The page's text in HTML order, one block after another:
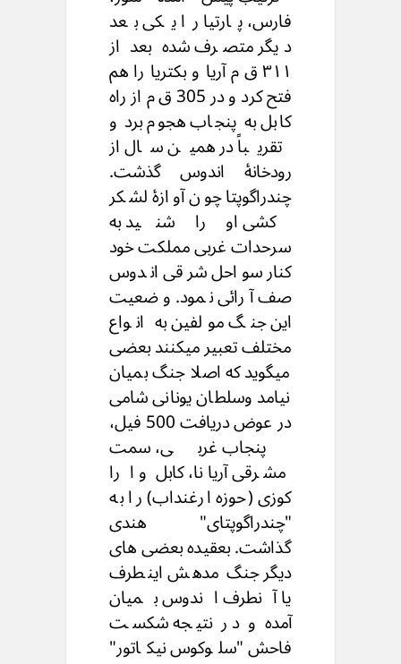
فارس، پارتیا را یکی بعد
دیگر متصرف شده بعد از
۳۱۱ ق م آریا و بکتریا را هم
فتح کرد و در 305 ق م از راه
کابل به پنجاب هجوم برد و
تقریباً در همین سال از
رودخانۀ اندوس گذشت.
چندراگوپتا چون آوازۀ لشکر
کشی او را شنید به
سرحدات غربی مملکت خود
کنار سواحل شرقی اندوس
صف آرائی نمود. وضعیت
این جنگ مولفین به انواع
مختلف تعبیر میکنند بعضی
میگوید که اصلا جنگ بمیان
نیامد وسلطان یونانی شامی
در عوض دریافت 500 فیل،
پنجاب غربی، سمت
مشرقی آریانا، کابل و ا را
کوزی (حوزه ارغنداب) را به
"چندراگوپتای" هندی
گذاشت. بعقیده بعضی های
دیگر جنگ مدهش اینطرف
یا آنطرف اندوس بمیان
آمده و در نتیجه شکست
فاحش "سلوکوس نیکاتور"